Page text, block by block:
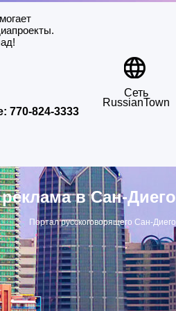
770-824-3333
Сеть
RussianTown
реклама в Сан-Диего
Портал русскоговорящего Сан-Диего